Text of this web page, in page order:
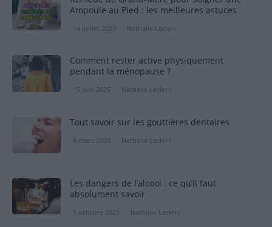
Ampoule au Pied : les meilleures astuces
14 juillet 2023 Nathalie Leclerc
Comment rester active physiquement
pendant la ménopause ?
15 juin 2025 Nathalie Leclerc
Tout savoir sur les gouttières dentaires
8 mars 2024 Nathalie Leclerc
Les dangers de l’alcool : ce qu’il faut
absolument savoir
1 octobre 2023 Nathalie Leclerc